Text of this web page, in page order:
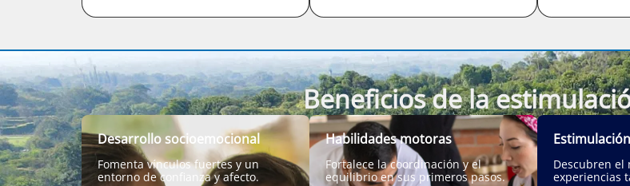
Beneficios de la
Desarrollo socioemocional
Fomenta vínculos fuertes y un
entorno de confianza y afecto.
Habilidades motoras
Fortalece la coordinación y el
equilibrio en sus primeros pasos.
Descubren
experiencias